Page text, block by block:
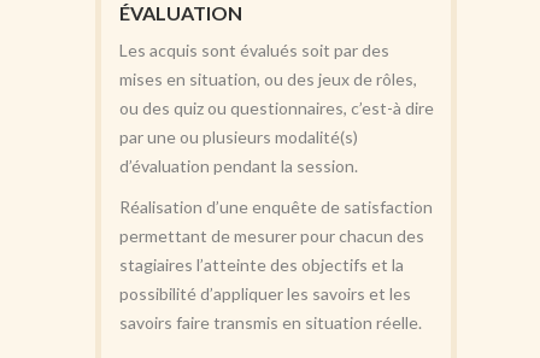
ÉVALUATION
Les acquis sont évalués soit par des
mises en situation, ou des jeux de rôles,
ou des quiz ou questionnaires, c’est-à dire
par une ou plusieurs modalité(s)
d’évaluation pendant la session.
Réalisation d’une enquête de satisfaction
permettant de mesurer pour chacun des
stagiaires l’atteinte des objectifs et la
possibilité d’appliquer les savoirs et les
savoirs faire transmis en situation réelle.